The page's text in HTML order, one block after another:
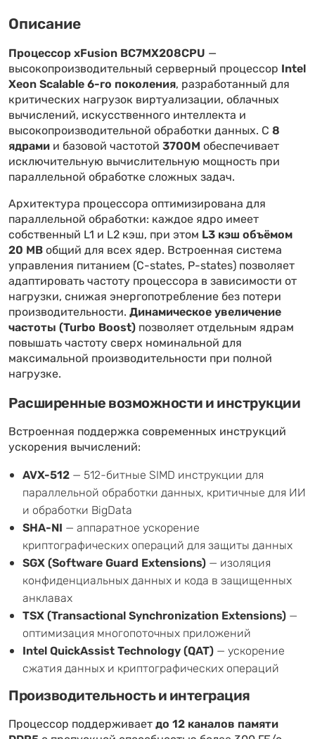
Описание
Процессор xFusion BC7MX208CPU —
высокопроизводительный серверный процессор Intel
Xeon Scalable 6-го поколения, разработанный для
критических нагрузок виртуализации, облачных
вычислений, искусственного интеллекта и
высокопроизводительной обработки данных. С 8
ядрами и базовой частотой 3700M обеспечивает
исключительную вычислительную мощность при
параллельной обработке сложных задач.
Архитектура процессора оптимизирована для
параллельной обработки: каждое ядро имеет
собственный L1 и L2 кэш, при этом L3 кэш объёмом
20 MBобщий для всех ядер. Встроенная система
управления питанием (C-states, P-states) позволяет
адаптировать частоту процессора в зависимости от
нагрузки, снижая энергопотребление без потери
производительности. Динамическое увеличение
частоты (Turbo Boost) позволяет отдельным ядрам
повышать частоту сверх номинальной для
максимальной производительности при полной
нагрузке.
Расширенные возможности и инструкции
Встроенная поддержка современных инструкций
ускорения вычислений:
AVX-512 — 512-битные SIMD инструкции для
параллельной обработки данных, критичные для ИИ
и обработки BigData
SHA-NI — аппаратное ускорение
криптографических операций для защиты данных
SGX (Software Guard Extensions) — изоляция
конфиденциальных данных и кода в защищенных
анклавах
TSX (Transactional Synchronization Extensions) —
оптимизация многопоточных приложений
Intel QuickAssist Technology (QAT) — ускорение
сжатия данных и криптографических операций
Производительность и интеграция
Процессор поддерживаетдо 12 каналов памяти